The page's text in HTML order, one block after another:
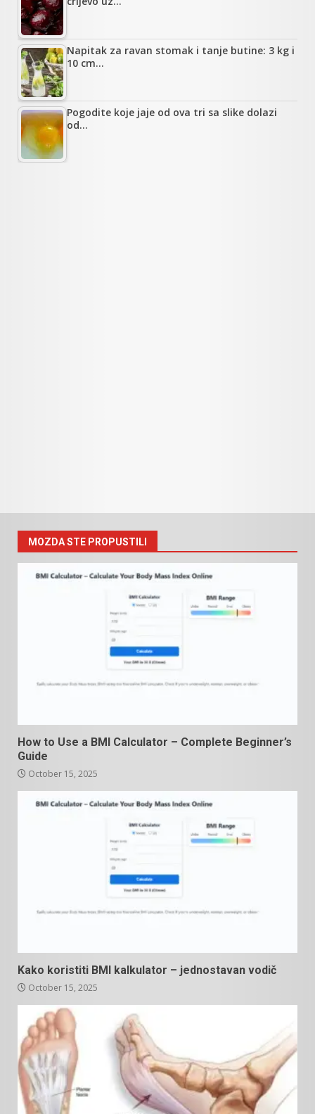
Napitak za ravan stomak i tanje butine: 3 kg i
10 cm…
Pogodite koje jaje od ova tri sa slike dolazi
od…
MOZDA STE PROPUSTILI
How to Use a BMI Calculator – Complete Beginner’s
Guide
October 15, 2025
Kako koristiti BMI kalkulator – jednostavan vodič
October 15, 2025